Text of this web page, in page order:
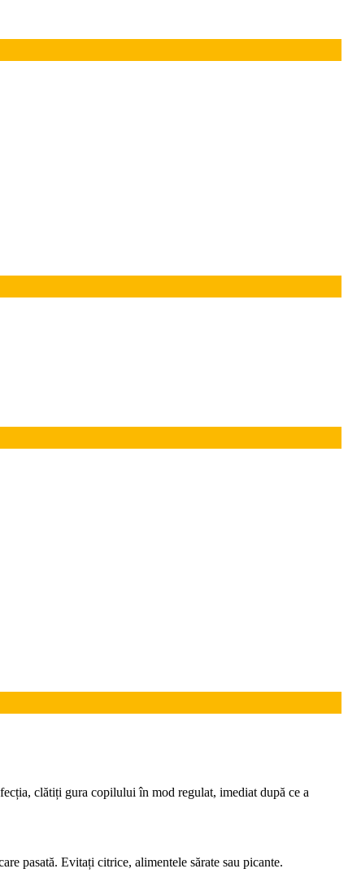
clătiți gura copilului în mod regulat, imediat după ce a
pasată. Evitați citrice, alimentele sărate sau picante.